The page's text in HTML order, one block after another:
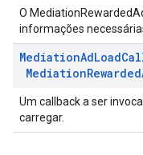
O
informações
MediationAdLoad
MediationRewarded
Um callback a ser
carregar.